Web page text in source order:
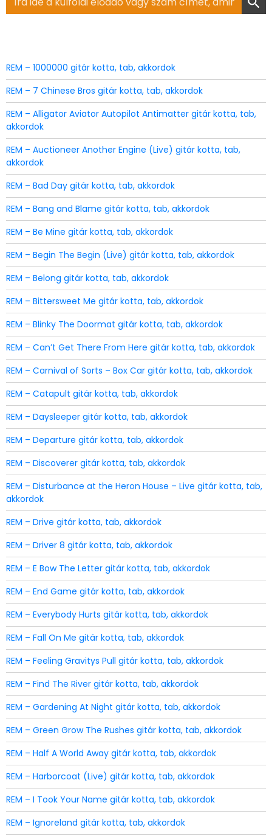
for:
REM – 1000000 gitár kotta, tab, akkordok
REM – 7 Chinese Bros gitár kotta, tab, akkordok
REM – Alligator Aviator Autopilot Antimatter gitár kotta, tab,
akkordok
REM – Auctioneer Another Engine (Live) gitár kotta, tab,
akkordok
REM – Bad Day gitár kotta, tab, akkordok
REM – Bang and Blame gitár kotta, tab, akkordok
REM – Be Mine gitár kotta, tab, akkordok
REM – Begin The Begin (Live) gitár kotta, tab, akkordok
REM – Belong gitár kotta, tab, akkordok
REM – Bittersweet Me gitár kotta, tab, akkordok
REM – Blinky The Doormat gitár kotta, tab, akkordok
REM – Can’t Get There From Here gitár kotta, tab, akkordok
REM – Carnival of Sorts – Box Car gitár kotta, tab, akkordok
REM – Catapult gitár kotta, tab, akkordok
REM – Daysleeper gitár kotta, tab, akkordok
REM – Departure gitár kotta, tab, akkordok
REM – Discoverer gitár kotta, tab, akkordok
REM – Disturbance at the Heron House – Live gitár kotta, tab,
akkordok
REM – Drive gitár kotta, tab, akkordok
REM – Driver 8 gitár kotta, tab, akkordok
REM – E Bow The Letter gitár kotta, tab, akkordok
REM – End Game gitár kotta, tab, akkordok
REM – Everybody Hurts gitár kotta, tab, akkordok
REM – Fall On Me gitár kotta, tab, akkordok
REM – Feeling Gravitys Pull gitár kotta, tab, akkordok
REM – Find The River gitár kotta, tab, akkordok
REM – Gardening At Night gitár kotta, tab, akkordok
REM – Green Grow The Rushes gitár kotta, tab, akkordok
REM – Half A World Away gitár kotta, tab, akkordok
REM – Harborcoat (Live) gitár kotta, tab, akkordok
REM – I Took Your Name gitár kotta, tab, akkordok
REM – Ignoreland gitár kotta, tab, akkordok